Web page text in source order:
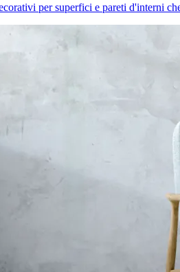
per superfici e pareti d'interni